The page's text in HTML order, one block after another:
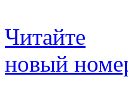
Читайте
новый